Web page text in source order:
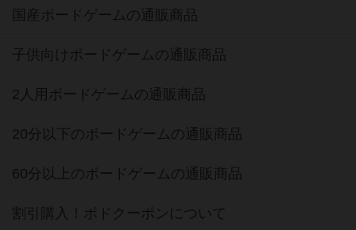
国産ボードゲームの通販商品
子供向けボードゲームの通販商品
2人用ボードゲームの通販商品
20分以下のボードゲームの通販商品
60分以上のボードゲームの通販商品
割引購入！ボドクーポンについて